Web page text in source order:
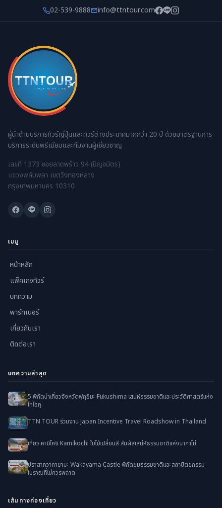
02-539-9888 info@ttntour.com
ผู้นำด้านบริการทัวร์ญี่ปุ่นและทัวร์ต่างประเทศมากกว่า 20 ปี ด้วยมาตรฐานการ
บริการระดับพรีเมียมและทีมงานผู้เชี่ยวชาญ
เลขที่ 1373 ซอยลาดพร้าว 94 (ปัญจมิตร)
แขวงพลับพลา เขตวังทองหลาง
กรุงเทพมหานคร 10310
เมนู
หน้าหลัก
แพ็คเกจทัวร์
บทความ
พาร์ทเนอร์
เกี่ยวกับเรา
ติดต่อเรา
บทความล่าสุด
5 พิกัดน่าเที่ยวจังหวัดฟุกุชิมะ Fukushima เสน่ห์ธรรมชาติและประวัติศาสตร์แห่ง
โทโฮคุ
TTN TOUR ร่วมงาน Japan Incentive Travel Roadshow in Thailand
เที่ยว คามิโคจิ Kamikochi ใบไม้เปลี่ยนสี สัมผัสเสน่ห์ธรรมชาติแห่งนากาโน่
ปราสาทวากายามะ Wakayama Castle พิกัดชมธรรมชาติและสถาปัตยกรรม
โบราณที่ไม่ควรพลาด
เส้นทางท่องเที่ยว